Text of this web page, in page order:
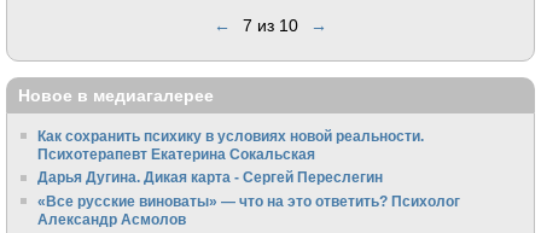
← 7 из 10 →
Новое в медиагалерее
Как сохранить психику в условиях новой реальности.
Психотерапевт Екатерина Сокальская
Дарья Дугина. Дикая карта - Сергей Переслегин
«Все русские виноваты» — что на это ответить? Психолог
Александр Асмолов